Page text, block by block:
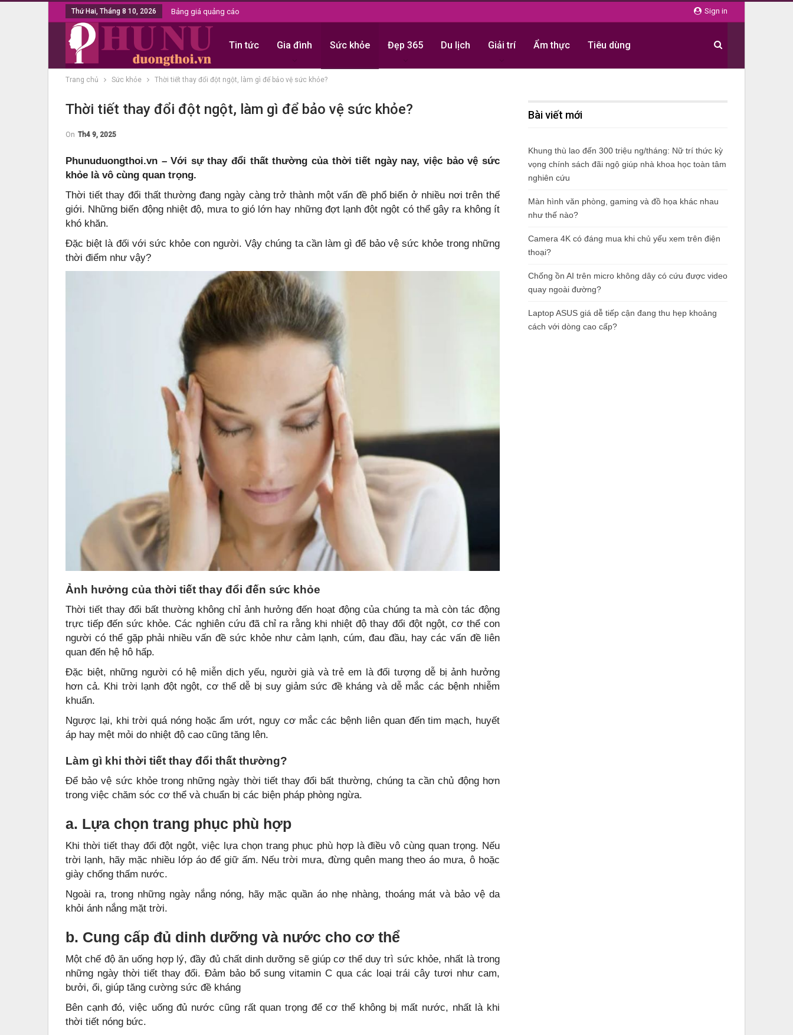
Sign in
Thứ Hai, Tháng 8 10, 2026 Bảng giá quảng cáo
Tin tức Gia đình Sức khỏe Đẹp 365 Du lịch Giải trí Ẩm thực Tiêu dùng
Trang chủ Sức khỏe Thời tiết thay đổi đột ngột, làm gì để bảo vệ sức khỏe?
Thời tiết thay đổi đột ngột, làm gì để bảo vệ sức khỏe?
On Th4 9, 2025
Phunuduongthoi.vn – Với sự thay đổi thất thường của thời tiết ngày nay, việc bảo vệ sức
khỏe là vô cùng quan trọng.
Thời tiết thay đổi thất thường đang ngày càng trở thành một vấn đề phổ biến ở nhiều nơi trên thế
giới. Những biến động nhiệt độ, mưa to gió lớn hay những đợt lạnh đột ngột có thể gây ra không ít
khó khăn.
Đặc biệt là đối với sức khỏe con người. Vậy chúng ta cần làm gì để bảo vệ sức khỏe trong những
thời điểm như vậy?
Ảnh hưởng của thời tiết thay đổi đến sức khỏe
Thời tiết thay đổi bất thường không chỉ ảnh hưởng đến hoạt động của chúng ta mà còn tác động
trực tiếp đến sức khỏe. Các nghiên cứu đã chỉ ra rằng khi nhiệt độ thay đổi đột ngột, cơ thể con
người có thể gặp phải nhiều vấn đề sức khỏe như cảm lạnh, cúm, đau đầu, hay các vấn đề liên
quan đến hệ hô hấp.
Đặc biệt, những người có hệ miễn dịch yếu, người già và trẻ em là đối tượng dễ bị ảnh hưởng
hơn cả. Khi trời lạnh đột ngột, cơ thể dễ bị suy giảm sức đề kháng và dễ mắc các bệnh nhiễm
khuẩn.
Ngược lại, khi trời quá nóng hoặc ẩm ướt, nguy cơ mắc các bệnh liên quan đến tim mạch, huyết
áp hay mệt mỏi do nhiệt độ cao cũng tăng lên.
Làm gì khi thời tiết thay đổi thất thường?
Để bảo vệ sức khỏe trong những ngày thời tiết thay đổi bất thường, chúng ta cần chủ động hơn
trong việc chăm sóc cơ thể và chuẩn bị các biện pháp phòng ngừa.
a. Lựa chọn trang phục phù hợp
Khi thời tiết thay đổi đột ngột, việc lựa chọn trang phục phù hợp là điều vô cùng quan trọng. Nếu
trời lạnh, hãy mặc nhiều lớp áo để giữ ấm. Nếu trời mưa, đừng quên mang theo áo mưa, ô hoặc
giày chống thấm nước.
Ngoài ra, trong những ngày nắng nóng, hãy mặc quần áo nhẹ nhàng, thoáng mát và bảo vệ da
khỏi ánh nắng mặt trời.
b. Cung cấp đủ dinh dưỡng và nước cho cơ thể
Một chế độ ăn uống hợp lý, đầy đủ chất dinh dưỡng sẽ giúp cơ thể duy trì sức khỏe, nhất là trong
những ngày thời tiết thay đổi. Đảm bảo bổ sung vitamin C qua các loại trái cây tươi như cam,
bưởi, ổi, giúp tăng cường sức đề kháng
Bên cạnh đó, việc uống đủ nước cũng rất quan trọng để cơ thể không bị mất nước, nhất là khi
thời tiết nóng bức.
Bài viết mới
Khung thù lao đến 300 triệu ng/tháng: Nữ trí thức kỳ
vọng chính sách đãi ngộ giúp nhà khoa học toàn tâm
nghiên cứu
Màn hình văn phòng, gaming và đồ họa khác nhau
như thế nào?
Camera 4K có đáng mua khi chủ yếu xem trên điện
thoại?
Chống ồn AI trên micro không dây có cứu được video
quay ngoài đường?
Laptop ASUS giá dễ tiếp cận đang thu hẹp khoảng
cách với dòng cao cấp?